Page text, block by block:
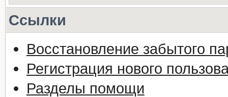
Ссылки
Восстановление забытого
Регистрация нового
Разделы помощи